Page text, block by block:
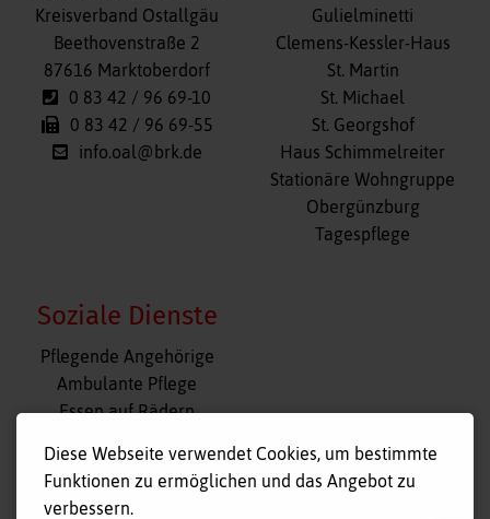
Kreisverband Ostallgäu
Beethovenstraße 2
87616 Marktoberdorf
0 83 42 / 96 69-10
0 83 42 / 96 69-55
info.oal@brk.de
Navigation
überspringen
Gulielminetti
Clemens-Kessler-Haus
St. Martin
St. Michael
St. Georgshof
Haus Schimmelreiter
Stationäre Wohngruppe
Obergünzburg
Tagespflege
Soziale Dienste
Navigation
überspringen
Pflegende Angehörige
Ambulante Pflege
Essen auf Rädern
Tagespflege
Hausnotruf
Diese Webseite verwendet Cookies, um bestimmte
Funktionen zu ermöglichen und das Angebot zu
verbessern.